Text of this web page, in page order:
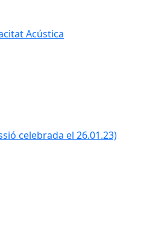
Acústica
celebrada el 26.01.23)